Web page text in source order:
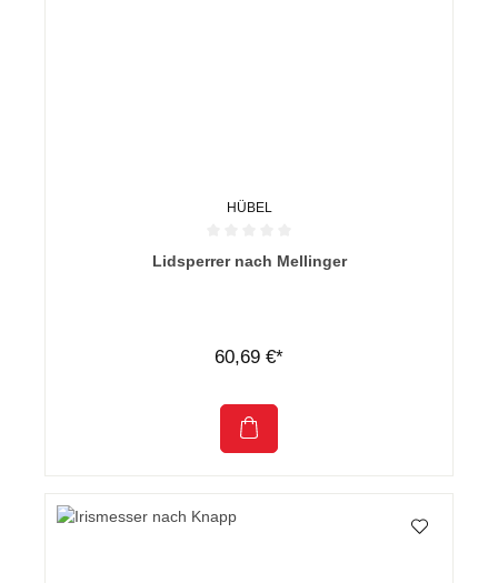
HÜBEL
Durchschnittliche Bewertung von 0 von 5 Sternen
Lidsperrer nach Mellinger
60,69 €*